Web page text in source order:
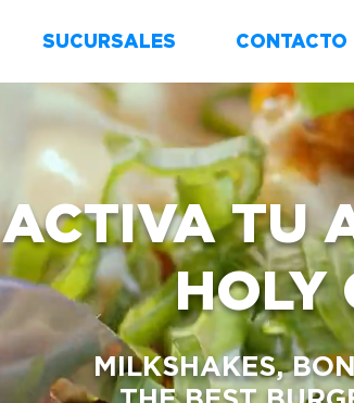
SUCURSALES CONTACTO
ACTIVA TU
HOLY
MILKSHAKES,